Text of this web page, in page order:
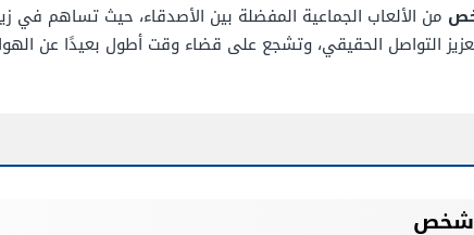
من الألعاب الجماعية المفضلة بين الأصدقاء، حيث تساهم
التواصل الحقيقي، وتشجع على قضاء وقت أطول بعيدًا عن
شخص